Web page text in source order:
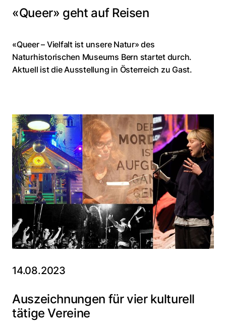
«Queer» geht auf Reisen
«Queer – Vielfalt ist unsere Natur» des
Naturhistorischen Museums Bern startet durch.
Aktuell ist die Ausstellung in Österreich zu Gast.
14.08.2023
Auszeichnungen für vier kulturell
tätige Vereine